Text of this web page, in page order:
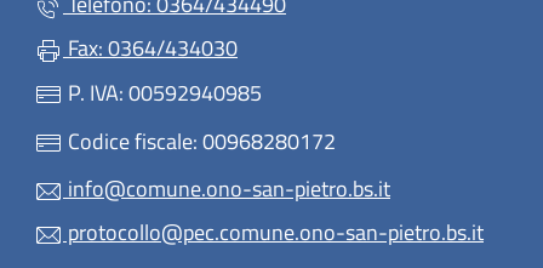
Fax: 0364/434030
P. IVA: 00592940985
Codice fiscale: 00968280172
info@comune.ono-san-pietro.bs.it
protocollo@pec.comune.ono-san-pietro.bs.it